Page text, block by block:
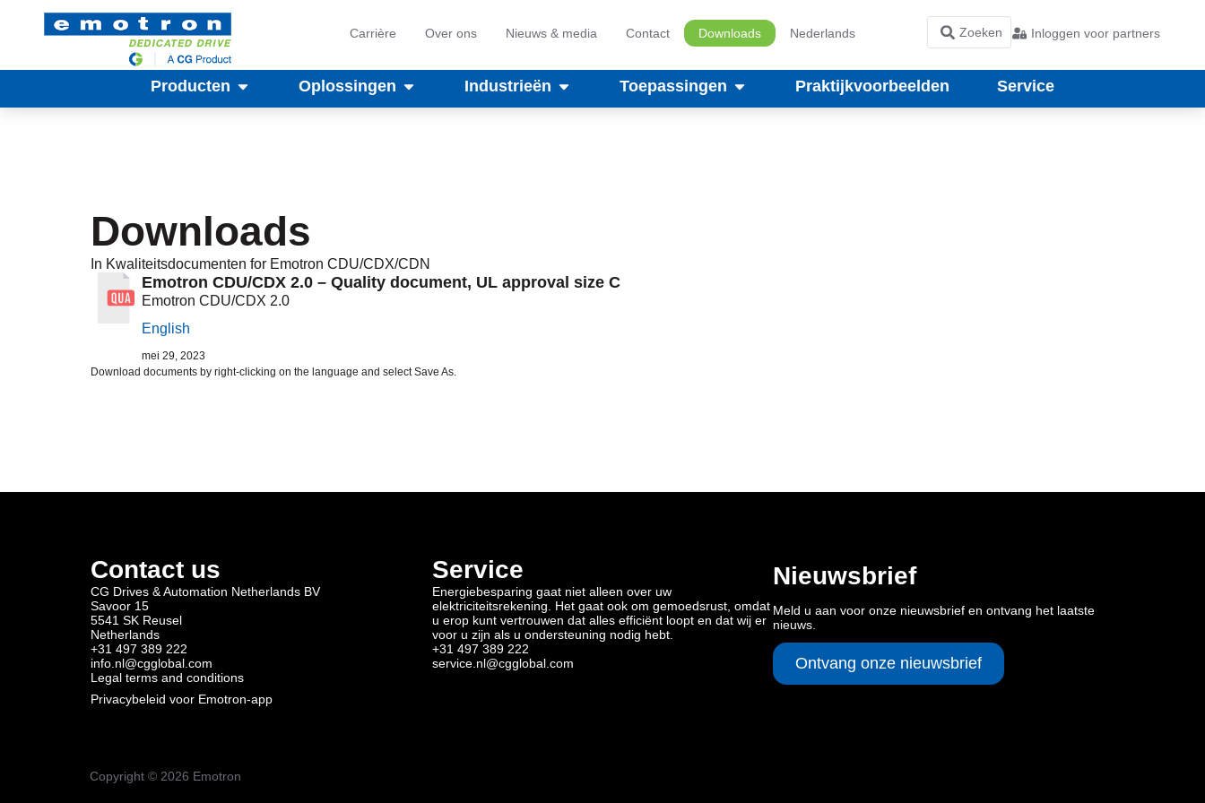
Carrière Over ons Nieuws & media Contact Downloads Nederlands Inloggen voor partners
Producten Oplossingen Industrieën Toepassingen Praktijkvoorbeelden Service
Downloads
In Kwaliteitsdocumenten for Emotron CDU/CDX/CDN
Emotron CDU/CDX 2.0 – Quality document, UL approval size C
Emotron CDU/CDX 2.0
English
mei 29, 2023
Download documents by right-clicking on the language and select Save As.
Contact us
CG Drives & Automation Netherlands BV
Savoor 15
5541 SK Reusel
Netherlands
+31 497 389 222
info.nl@cgglobal.com
Legal terms and conditions
Privacybeleid voor Emotron-app
Service
Energiebesparing gaat niet alleen over uw
elektriciteitsrekening. Het gaat ook om gemoedsrust, omdat
u erop kunt vertrouwen dat alles efficiënt loopt en dat wij er
voor u zijn als u ondersteuning nodig hebt.
+31 497 389 222
service.nl@cgglobal.com
Nieuwsbrief
Meld u aan voor onze nieuwsbrief en ontvang het laatste
nieuws.
Ontvang onze nieuwsbrief
Copyright © 2026 Emotron